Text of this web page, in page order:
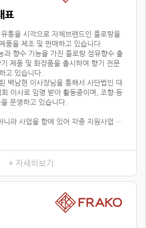
접목이 가능한 교육입니다.
표
통을 시작으로 자체브랜드인 플로랑을
품을 제조 및 판매하고 있습니다.
과 향수 기능을 가진 플로랑 섬유향수 출
제품 및 화장품을 출시하여 향기 전문
고 있습니다.
백남현 이사장님을 통해서 사단법인 대
이사로 임명 받아 활동중이며, 조향 등
운영하고 있습니다.
니라 사업을 함에 있어 각종 지원사업 공
있게 해주신 백남현 이사장님과 협회원
리며, 지속적으로 함께 성장 할 수 있도록
+ 자세히보기